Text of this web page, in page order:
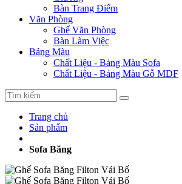
Bàn Trang Điểm
Văn Phòng
Ghế Văn Phòng
Bàn Làm Việc
Bảng Màu
Chất Liệu - Bảng Màu Sofa
Chất Liệu - Bảng Màu Gỗ MDF
Trang chủ
Sản phẩm
Sofa Băng